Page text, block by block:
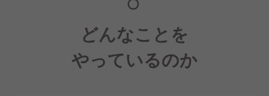
どんなことを
やっているのか